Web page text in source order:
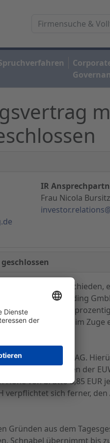
IR
Frau Nicola
heutigen Tag entschieden,
stuttgart Holding
sich um eine 100-
der EUWAX AG im Zuge
der EUWAX AG.
den Aktionären der
von brutto 3,85 EUR
verpflichtet sich ferner,
Gründen aus dem
Schnabel übernimmt bis